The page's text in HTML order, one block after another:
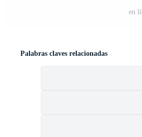
en
Palabras claves relacionadas